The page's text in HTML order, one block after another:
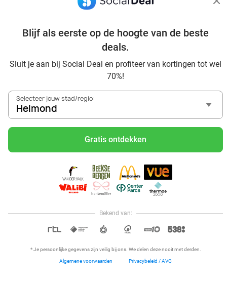
Blijf als eerste op de hoogte van de beste
deals.
Sluit je aan bij Social Deal en profiteer van kortingen tot wel
70%!
Selecteer jouw stad/regio:
Helmond
Gratis ontdekken
Bekend van:
* Je persoonlijke gegevens zijn veilig bij ons. We delen deze nooit met derden.
Algemene voorwaarden Privacybeleid / AVG
Snel je romantische getaway
boeken?
Helmond
Zoeken
Ontdek nog meer topdeals in jouw omgeving
Hoi, onze klantenservice is open,
dus als je een vraag hebt helpen